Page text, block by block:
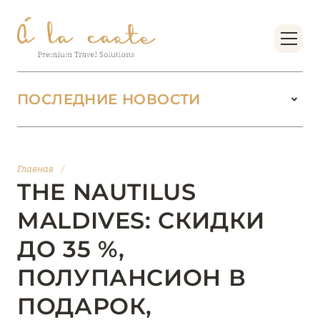
Главная /
THE NAUTILUS
MALDIVES: СКИДКИ
ДО 35 %,
ПОЛУПАНСИОН В
ПОДАРОК,
ПОСЛЕДНИЕ НОВОСТИ
БУТИК-КУРОРТЫ МАЛЬДИВСКИХ ОСТРОВОВ
01 июня 2026
JUMEIRAH OLHAHALI ISLAND MALDIVES: ВАШ
ОАЗИС ТЕПЛА И ИЗЫСКАННОСТИ